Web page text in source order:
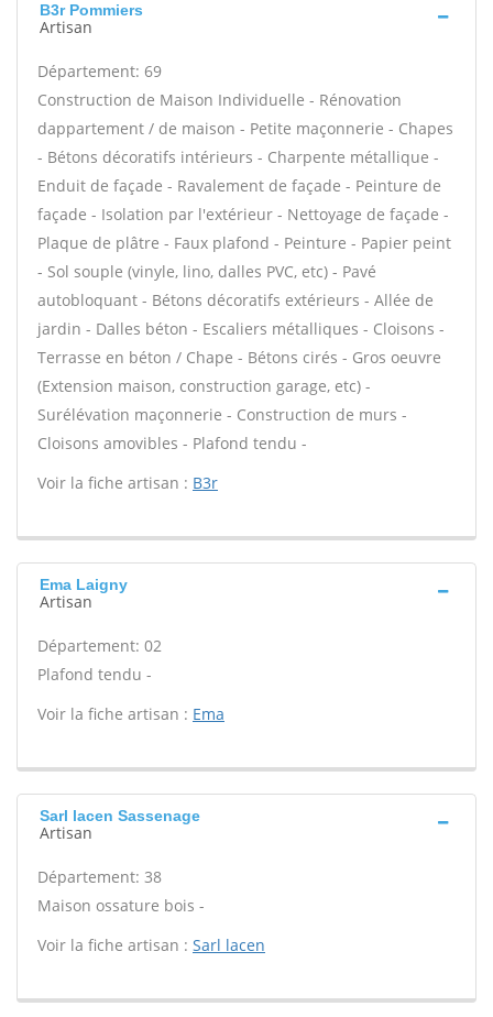
B3r Pommiers
Artisan
Département: 69
Construction de Maison Individuelle - Rénovation
dappartement / de maison - Petite maçonnerie - Chapes
- Bétons décoratifs intérieurs - Charpente métallique -
Enduit de façade - Ravalement de façade - Peinture de
façade - Isolation par l'extérieur - Nettoyage de façade -
Plaque de plâtre - Faux plafond - Peinture - Papier peint
- Sol souple (vinyle, lino, dalles PVC, etc) - Pavé
autobloquant - Bétons décoratifs extérieurs - Allée de
jardin - Dalles béton - Escaliers métalliques - Cloisons -
Terrasse en béton / Chape - Bétons cirés - Gros oeuvre
(Extension maison, construction garage, etc) -
Surélévation maçonnerie - Construction de murs -
Cloisons amovibles - Plafond tendu -
Voir la fiche artisan : B3r
Ema Laigny
Artisan
Département: 02
Plafond tendu -
Voir la fiche artisan : Ema
Sarl lacen Sassenage
Artisan
Département: 38
Maison ossature bois -
Voir la fiche artisan : Sarl lacen